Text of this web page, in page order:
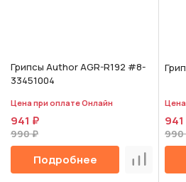
Грипсы Author AGR-R192 #8-
33451004
Цена при оплате Онлайн
941 ₽
990 ₽
Подробнее
990